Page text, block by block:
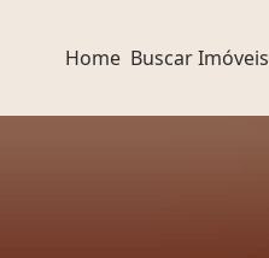
Home Buscar Imóveis